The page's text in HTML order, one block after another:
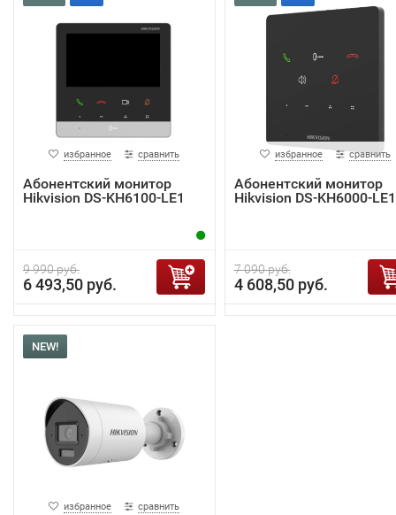
избранное сравнить
Абонентский монитор
Hikvision DS-KH6100-LE1
9 990 руб.
6 493,50 руб.
избранное сравнить
Абонентский монитор
Hikvision DS-KH6000-LE1
7 090 руб.
4 608,50 руб.
NEW!
избранное сравнить